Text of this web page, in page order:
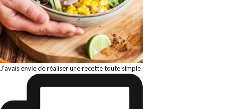
J'avais envie de réaliser une recette toute simple